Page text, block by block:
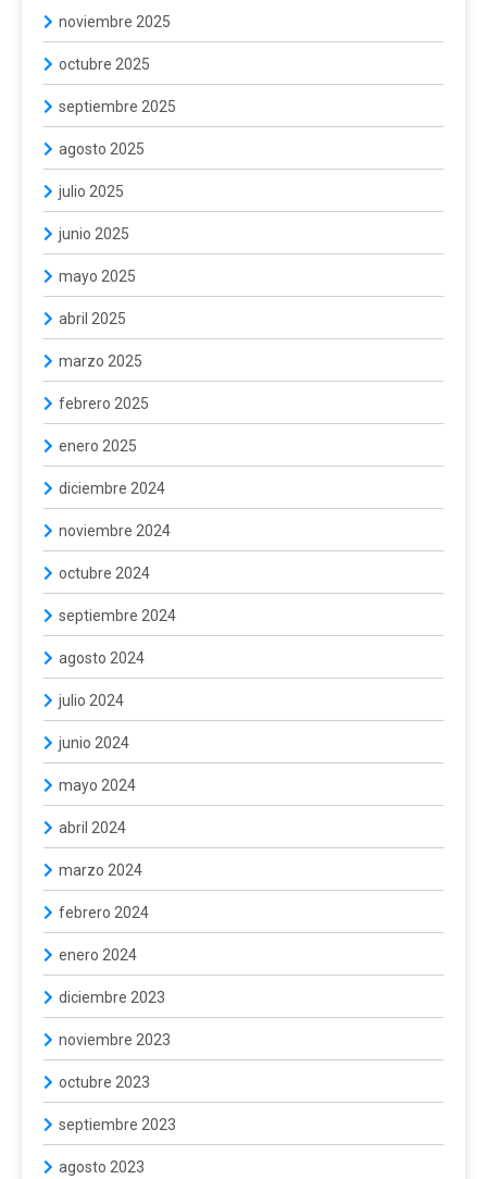
noviembre 2025
octubre 2025
septiembre 2025
agosto 2025
julio 2025
junio 2025
mayo 2025
abril 2025
marzo 2025
febrero 2025
enero 2025
diciembre 2024
noviembre 2024
octubre 2024
septiembre 2024
agosto 2024
julio 2024
junio 2024
mayo 2024
abril 2024
marzo 2024
febrero 2024
enero 2024
diciembre 2023
noviembre 2023
octubre 2023
septiembre 2023
agosto 2023